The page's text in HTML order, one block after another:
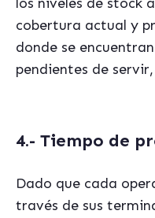
los niveles de stock
cobertura actual y
donde se
pendientes de
4.- Tiempo de
Dado que cada
través de sus